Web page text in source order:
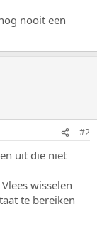
nooit een
#2
uit die niet
wisselen
te bereiken